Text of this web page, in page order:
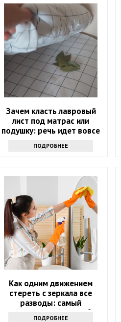
Зачем класть лавровый
лист под матрас или
подушку: речь идет вовсе
ПОДРОБНЕЕ
Как одним движением
стереть с зеркала все
разводы: самый
эффективный способ
ПОДРОБНЕЕ